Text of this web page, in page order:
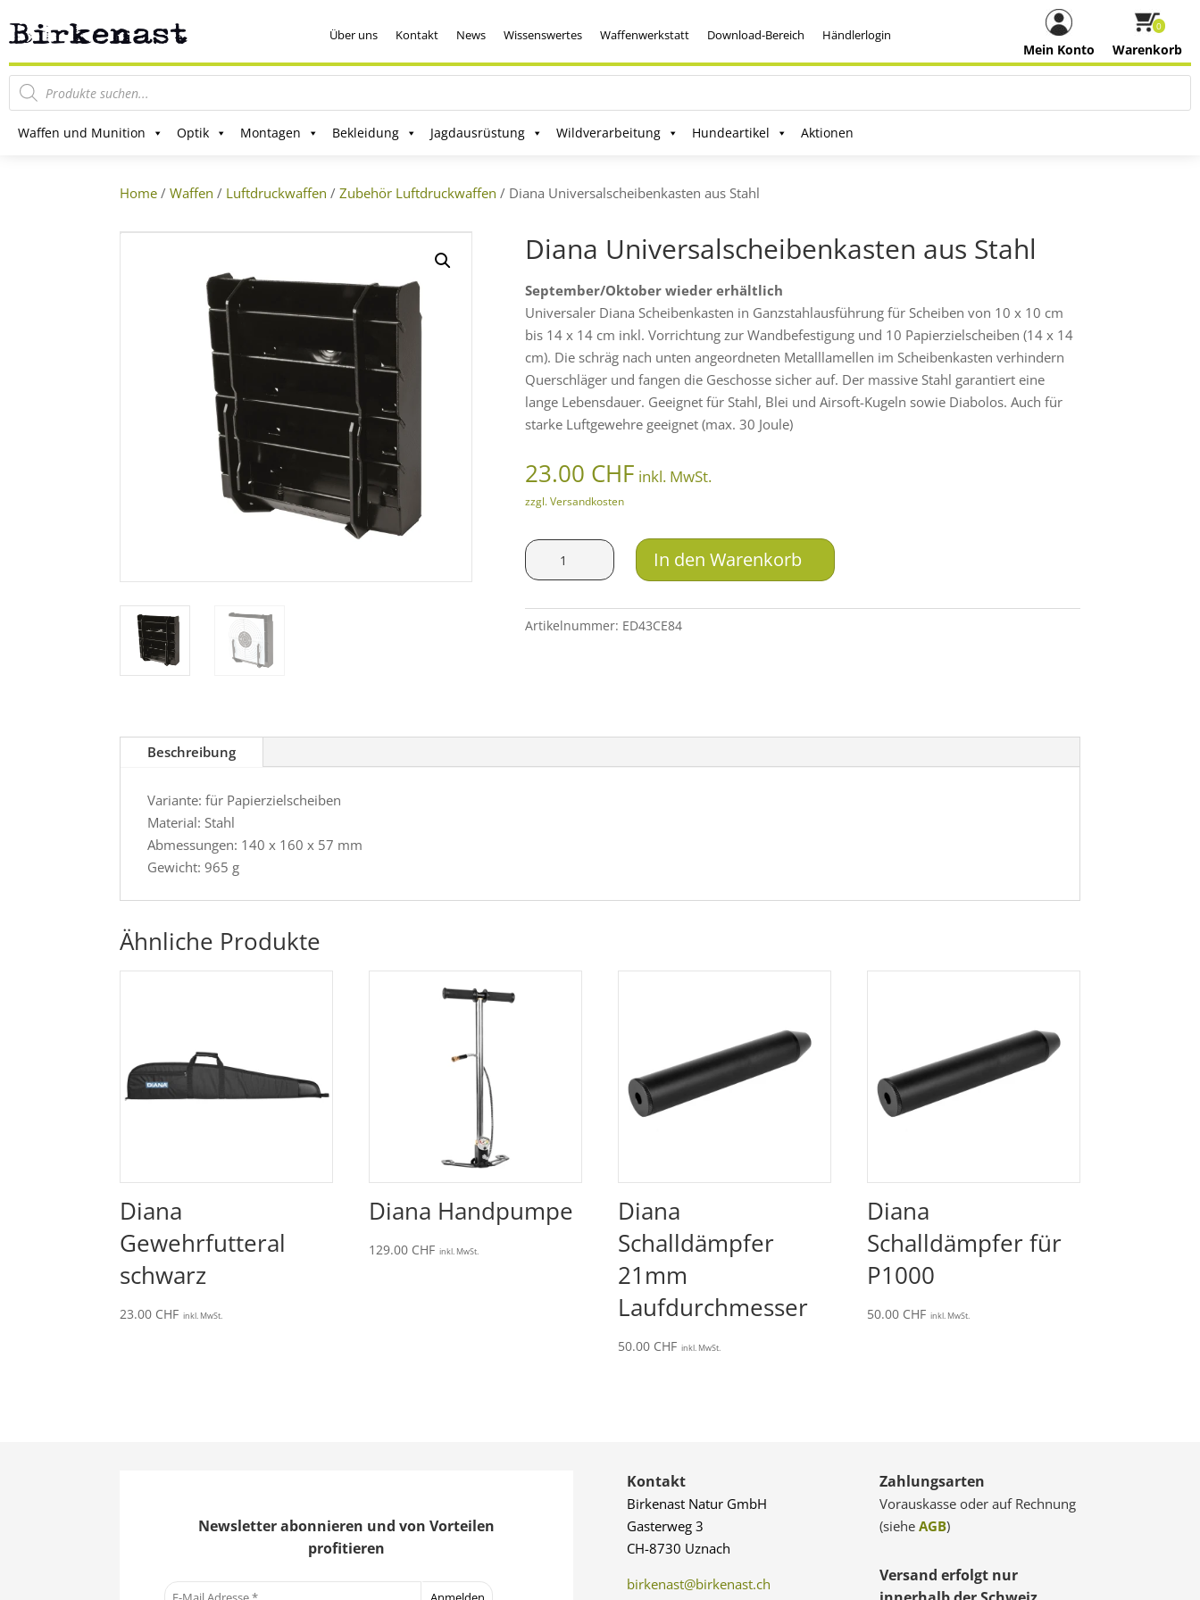
Über uns Kontakt News Wissenswertes Waffenwerkstatt Download-Bereich Händlerlogin
Warenkorb
0
Mein Konto
Products
search
Waffen und Munition Optik Montagen Bekleidung Jagdausrüstung Wildverarbeitung Hundeartikel Aktionen
Home /Waffen / Luftdruckwaffen /Zubehör Luftdruckwaffen / Diana Universalscheibenkasten aus Stahl
Diana Universalscheibenkasten aus Stahl
September/Oktober wieder erhältlich
Universaler Diana Scheibenkasten in Ganzstahlausführung für Scheiben von 10 x 10 cm
bis 14 x 14 cm inkl. Vorrichtung zur Wandbefestigung und 10 Papierzielscheiben (14 x 14
cm). Die schräg nach unten angeordneten Metalllamellen im Scheibenkasten verhindern
Querschläger und fangen die Geschosse sicher auf. Der massive Stahl garantiert eine
lange Lebensdauer. Geeignet für Stahl, Blei und Airsoft-Kugeln sowie Diabolos. Auch für
starke Luftgewehre geeignet (max. 30 Joule)
23.00 CHF inkl. MwSt.
zzgl. Versandkosten
Diana
Universalscheibenkasten
Stahl
In den Warenkorb
Artikelnummer: ED43CE84
Beschreibung
Variante: für Papierzielscheiben
Material: Stahl
Abmessungen: 140 x 160 x 57 mm
Gewicht: 965 g
Ähnliche Produkte
Diana
Gewehrfutteral
schwarz
23.00 CHF inkl. MwSt.
Diana Handpumpe
129.00 CHF inkl. MwSt.
Diana
Schalldämpfer
21mm
Laufdurchmesser
50.00 CHF inkl. MwSt.
Diana
Schalldämpfer für
P1000
50.00 CHF inkl. MwSt.
Newsletter abonnieren und von Vorteilen
profitieren
Kontakt
Birkenast Natur GmbH
Gasterweg 3
CH-8730 Uznach
birkenast@birkenast.ch
Zahlungsarten
Vorauskasse oder auf Rechnung
(sieheAGB)
Versand erfolgt nur